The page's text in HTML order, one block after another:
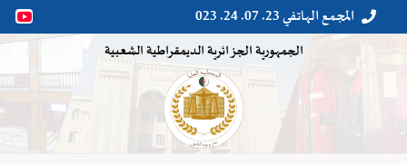

 المجمع الهاتفي 23. 07. 24. 023
الجمهورية الجزائرية الديمقراطية الشعبية